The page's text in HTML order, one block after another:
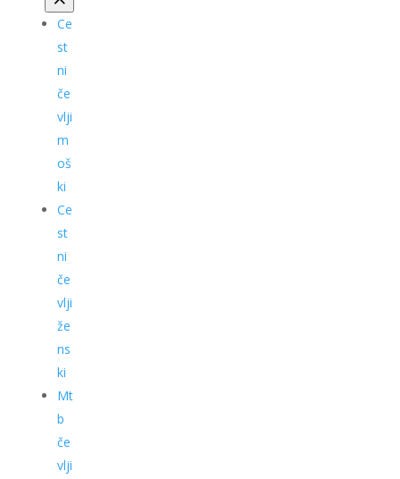
Ce
st
ni
če
vlji
m
oš
ki
Ce
st
ni
če
vlji
že
ns
ki
Mt
b
če
vlji